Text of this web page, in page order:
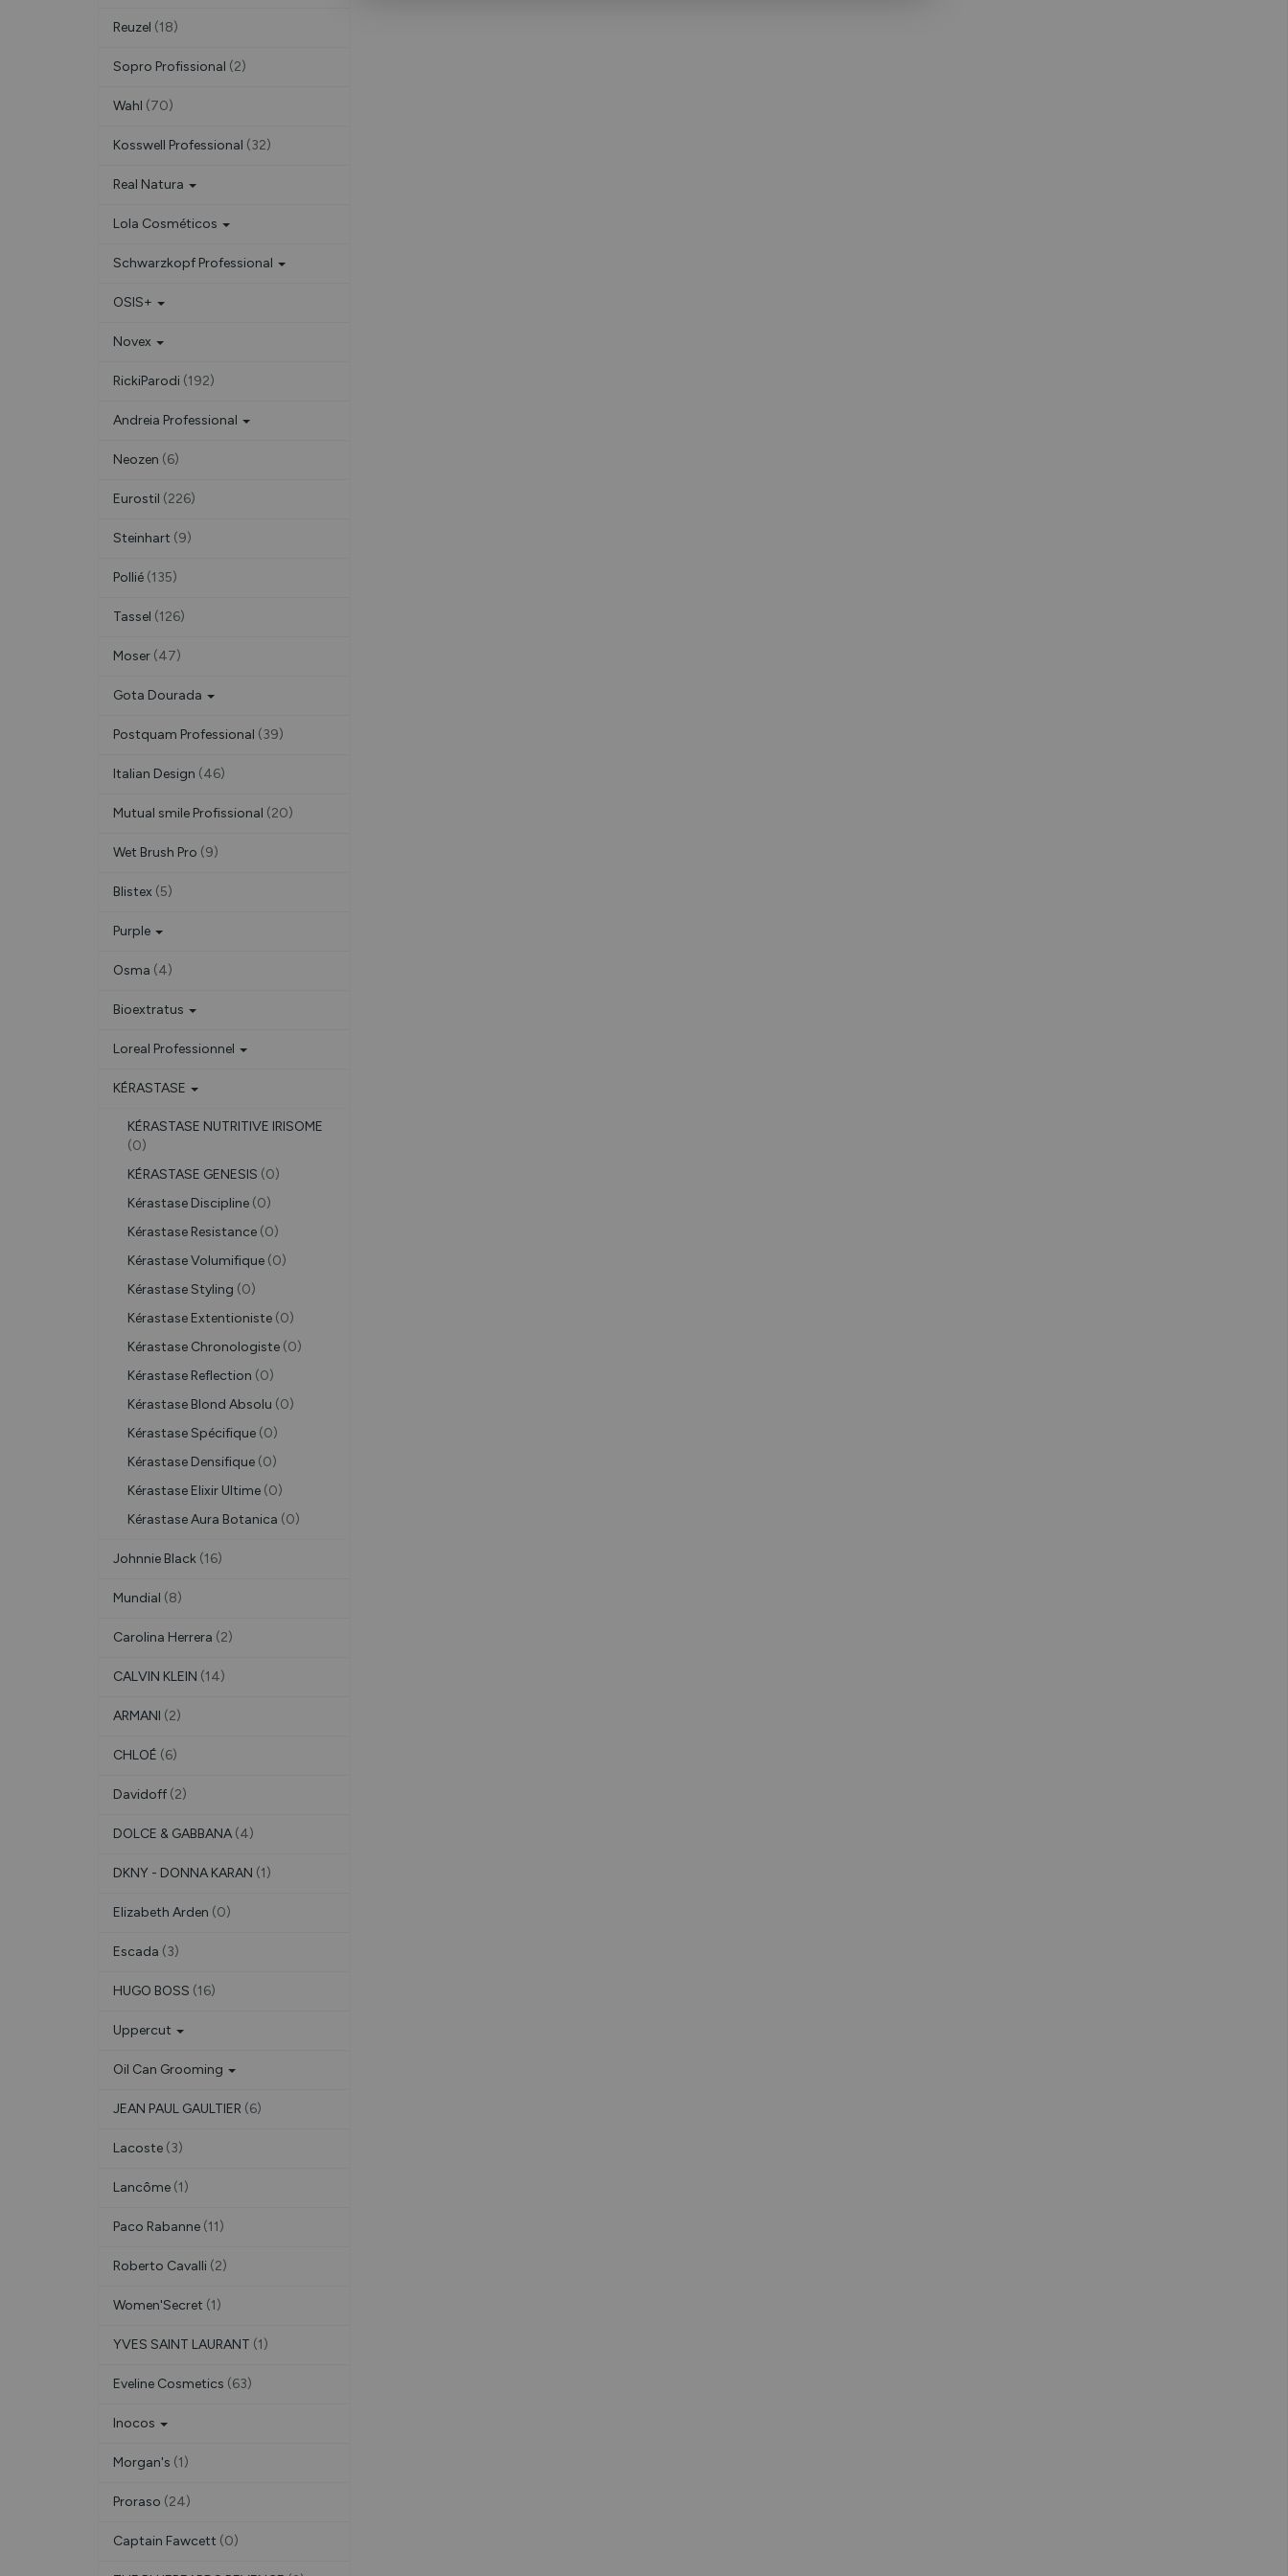
Reuzel (18)
Sopro Profissional (2)
Wahl (70)
Kosswell Professional (32)
Real Natura
Lola Cosméticos
Schwarzkopf Professional
OSIS+
Novex
RickiParodi (192)
Andreia Professional
Neozen (6)
Eurostil (226)
Steinhart (9)
Pollié (135)
Tassel (126)
Moser (47)
Gota Dourada
Postquam Professional (39)
Italian Design (46)
Mutual smile Profissional (20)
Wet Brush Pro (9)
Blistex (5)
Purple
Osma (4)
Bioextratus
Loreal Professionnel
KÉRASTASE
KÉRASTASE NUTRITIVE IRISOME
(0)
KÉRASTASE GENESIS (0)
Kérastase Discipline (0)
Kérastase Resistance (0)
Kérastase Volumifique (0)
Kérastase Styling (0)
Kérastase Extentioniste (0)
Kérastase Chronologiste (0)
Kérastase Reflection (0)
Kérastase Blond Absolu (0)
Kérastase Spécifique (0)
Kérastase Densifique (0)
Kérastase Elixir Ultime (0)
Kérastase Aura Botanica (0)
Johnnie Black (16)
Mundial (8)
Carolina Herrera (2)
CALVIN KLEIN (14)
ARMANI (2)
CHLOÉ (6)
Davidoff (2)
DOLCE & GABBANA (4)
DKNY - DONNA KARAN (1)
Elizabeth Arden (0)
Escada (3)
HUGO BOSS (16)
Uppercut
Oil Can Grooming
JEAN PAUL GAULTIER (6)
Lacoste (3)
Lancôme (1)
Paco Rabanne (11)
Roberto Cavalli (2)
Women'Secret (1)
YVES SAINT LAURANT (1)
Eveline Cosmetics (63)
Inocos
Morgan's (1)
Proraso (24)
Captain Fawcett (0)